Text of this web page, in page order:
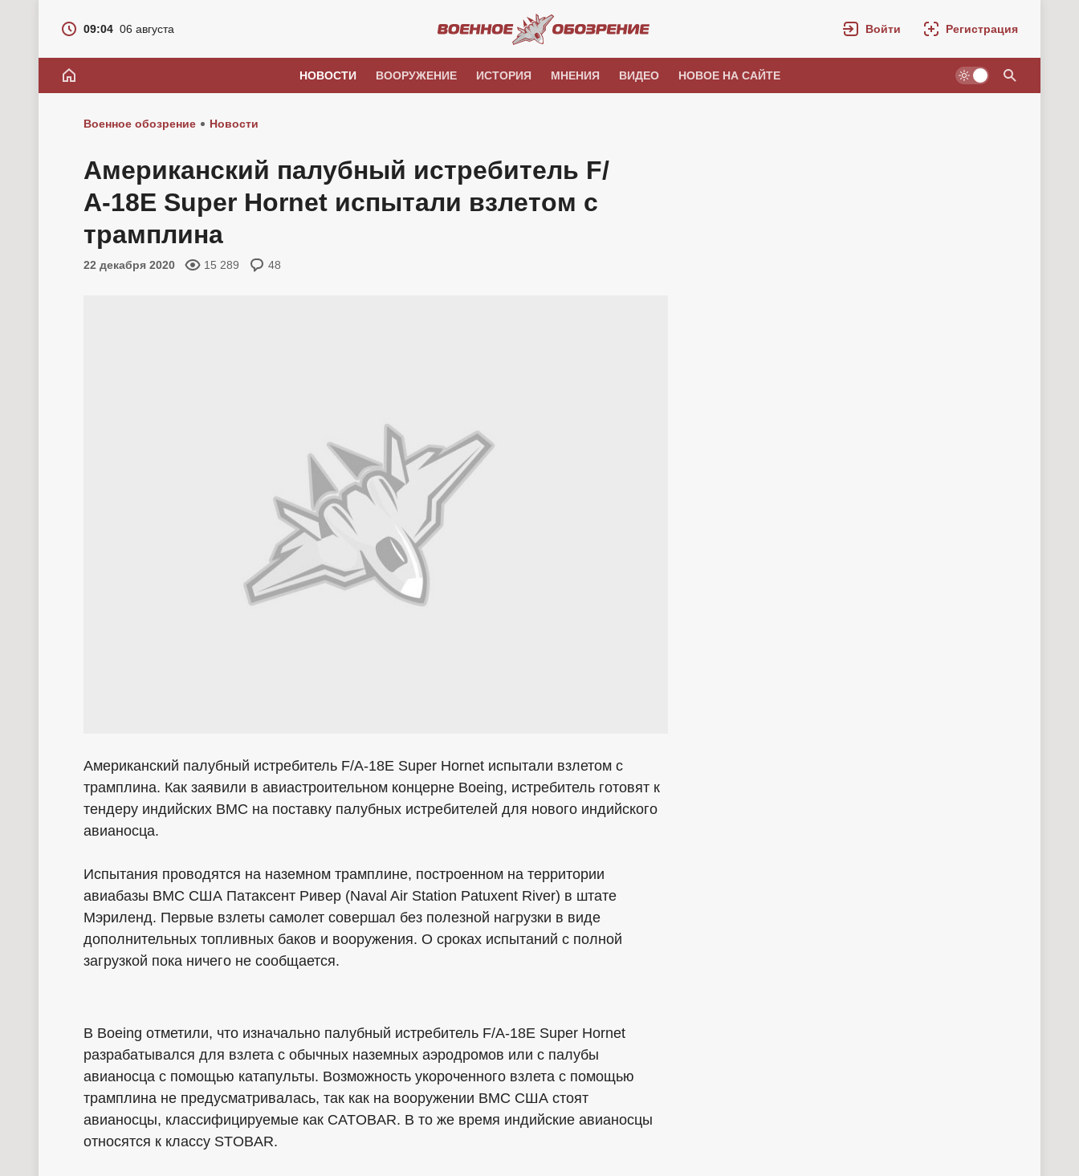
09:04 06 августа Войти Регистрация
НОВОСТИ ВООРУЖЕНИЕ ИСТОРИЯ МНЕНИЯ ВИДЕО НОВОЕ НА САЙТЕ
Военное обозрение Новости
Американский палубный истребитель F/
А-18E Super Hornet испытали взлетом с
трамплина
22 декабря 2020 15 289 48
Американский палубный истребитель F/А-18E Super Hornet испытали взлетом с
трамплина. Как заявили в авиастроительном концерне Boeing, истребитель готовят к
тендеру индийских ВМС на поставку палубных истребителей для нового индийского
авианосца.
Испытания проводятся на наземном трамплине, построенном на территории
авиабазы ВМС США Патаксент Ривер (Naval Air Station Patuxent River) в штате
Мэриленд. Первые взлеты самолет совершал без полезной нагрузки в виде
дополнительных топливных баков и вооружения. О сроках испытаний с полной
загрузкой пока ничего не сообщается.
В Boeing отметили, что изначально палубный истребитель F/A-18E Super Hornet
разрабатывался для взлета с обычных наземных аэродромов или с палубы
авианосца с помощью катапульты. Возможность укороченного взлета с помощью
трамплина не предусматривалась, так как на вооружении ВМС США стоят
авианосцы, классифицируемые как CATOBAR. В то же время индийские авианосцы
относятся к классу STOBAR.